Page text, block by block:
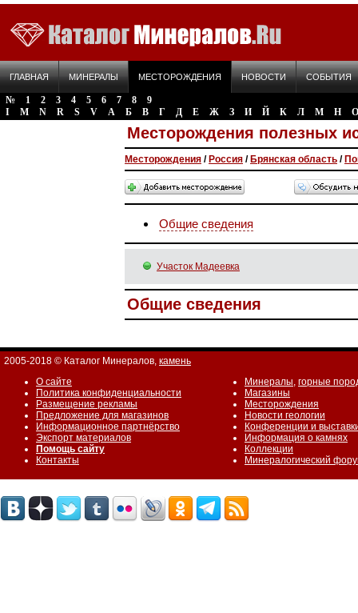
ГЛАВНАЯ МИНЕРАЛЫ МЕСТОРОЖДЕНИЯ НОВОСТИ СОБЫТИЯ
№ 1 2 3 4 5 6 7 8
9
I
M N R S V А Б В Г Д Е Ж З И Й К Л М Н О
Месторождения полезных
Месторождения / Россия / Брянская область /
Общие сведения
Участок Мадеевка
Общие сведения
2005-2018 © Каталог Минералов, камень
О сайте
Политика конфиденциальности
Размещение рекламы
Предложение для магазинов
Информационное партнёрство
Экспорт материалов
Помощь сайту
Контакты
Минералы, горные
Магазины
Месторождения
Новости геологии
Конференции и
Информация о камнях
Коллекции
Минералогический